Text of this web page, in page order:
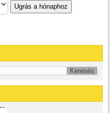
Ugrás a hónaphoz